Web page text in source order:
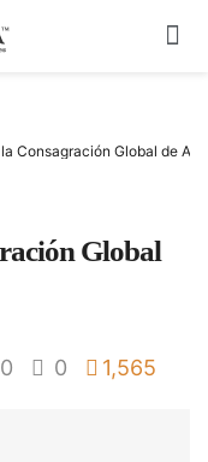
Consagración Global de
Global
0 0 1,565